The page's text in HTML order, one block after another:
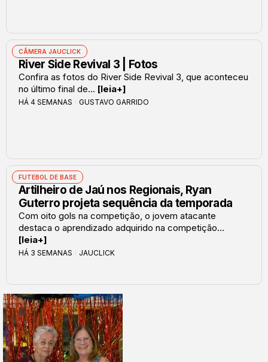
CÂMERA JAUCLICK
River Side Revival 3 | Fotos
Confira as fotos do River Side Revival 3, que aconteceu
no último final de... [leia+]
HÁ 4 SEMANAS GUSTAVO GARRIDO
FUTEBOL DE BASE
Artilheiro de Jaú nos Regionais, Ryan
Guterro projeta sequência da temporada
Com oito gols na competição, o jovem atacante
destaca o aprendizado adquirido na competição...
[leia+]
HÁ 3 SEMANAS JAUCLICK